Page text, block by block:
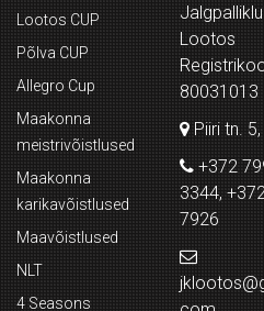
Lootos CUP
Põlva CUP
Allegro Cup
Maakonna
meistrivõistlused
Maakonna
karikavõistlused
Maavõistlused
NLT
4 Seasons
Lootos
80031013
Piiri tn.
+372
3344,
7926